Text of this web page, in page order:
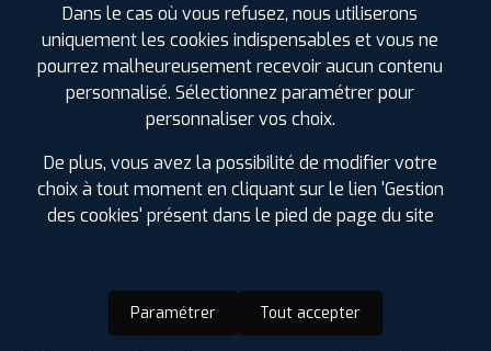
Dans le cas où vous refusez, nous utiliserons
uniquement les cookies indispensables et vous ne
pourrez malheureusement recevoir aucun contenu
personnalisé. Sélectionnez paramétrer pour
personnaliser vos choix.
De plus, vous avez la possibilité de modifier votre
choix à tout moment en cliquant sur le lien 'Gestion
des cookies' présent dans le pied de page du site
Paramétrer Tout accepter